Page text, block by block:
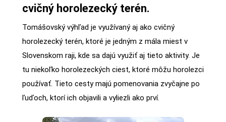
cvičný horolezecký terén.
Tomášovský výhľad je využívaný aj ako cvičný
horolezecký terén, ktoré je jedným z mála miest v
Slovenskom raji, kde sa dajú využiť aj tieto aktivity. Je
tu niekoľko horolezeckých ciest, ktoré môžu horolezci
používať. Tieto cesty majú pomenovania zvyčajne po
ľuďoch, ktorí ich objavili a vyliezli ako prví.